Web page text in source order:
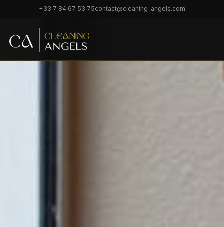
+33 7 84 67 53 75contact@cleaning-angels.com